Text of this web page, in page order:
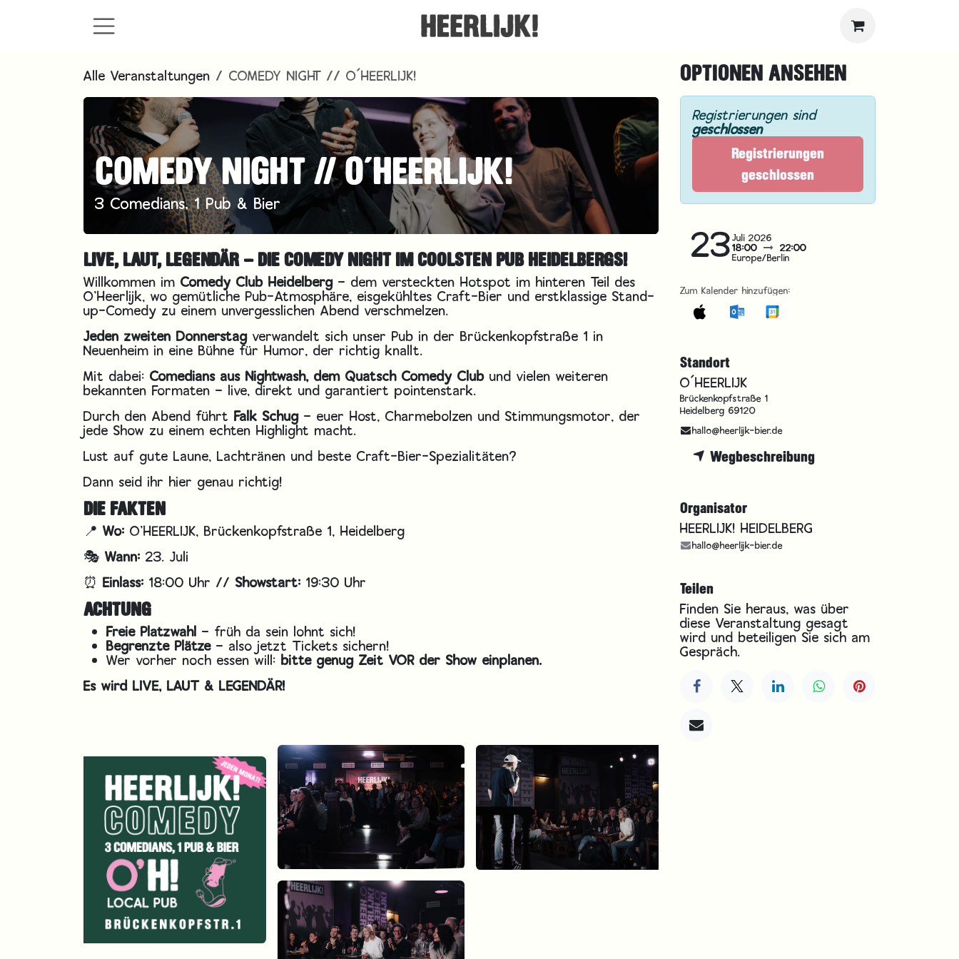
Alle Veranstaltungen COMEDY NIGHT // O´HEERLIJK!
COMEDY NIGHT // O´HEERLIJK!
3 Comedians, 1 Pub & Bier
LIVE, LAUT, LEGENDÄR – DIE COMEDY NIGHT IM COOLSTEN PUB HEIDELBERGS!
Willkommen im Comedy Club Heidelberg – dem versteckten Hotspot im hinteren Teil des
O’Heerlijk, wo gemütliche Pub-Atmosphäre, eisgekühltes Craft-Bier und erstklassige Stand-
up-Comedy zu einem unvergesslichen Abend verschmelzen.
Jeden zweiten Donnerstag verwandelt sich unser Pub in der Brückenkopfstraße 1 in
Neuenheim in eine Bühne für Humor, der richtig knallt.
Mit dabei: Comedians aus Nightwash, dem Quatsch Comedy Club und vielen weiteren
bekannten Formaten – live, direkt und garantiert pointenstark.
Durch den Abend führt Falk Schug – euer Host, Charmebolzen und Stimmungsmotor, der
jede Show zu einem echten Highlight macht.
Lust auf gute Laune, Lachtränen und beste Craft-Bier-Spezialitäten?
Dann seid ihr hier genau richtig!
DIE FAKTEN
📍 Wo: O’HEERLIJK, Brückenkopfstraße 1, Heidelberg
🎭 Wann: 23. Juli
⏰ Einlass: 18:00 Uhr // Showstart: 19:30 Uhr
ACHTUNG
Freie Platzwahl – früh da sein lohnt sich!
Begrenzte Plätze – also jetzt Tickets sichern!
Wer vorher noch essen will: bitte genug Zeit VOR der Show einplanen.
Es wird LIVE, LAUT & LEGENDÄR!
OPTIONEN ANSEHEN
Registrierungen sind
geschlossen
Registrierungen
geschlossen
23Juli 2026
18:00 22:00
Europe/Berlin
Zum Kalender hinzufügen:
Standort
O´HEERLIJK
Brückenkopfstraße 1
Heidelberg 69120
hallo@heerlijk-bier.de
Wegbeschreibung
Organisator
HEERLIJK! HEIDELBERG
hallo@heerlijk-bier.de
Teilen
Finden Sie heraus, was über
diese Veranstaltung gesagt
wird und beteiligen Sie sich am
Gespräch.